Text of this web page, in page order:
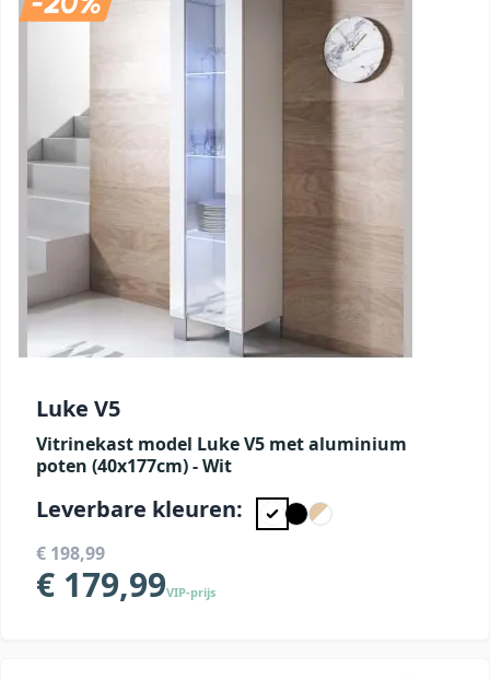
Luke V5
Vitrinekast model Luke V5 met aluminium
poten (40x177cm) - Wit
Leverbare kleuren:
€ 198,99
€ 179,99VIP-prijs